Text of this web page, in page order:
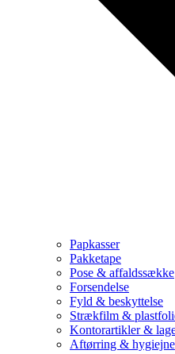
Papkasser
Pakketape
Pose & affaldssække
Forsendelse
Fyld & beskyttelse
Strækfilm &
Kontorartikler &
Aftørring & hygiejne